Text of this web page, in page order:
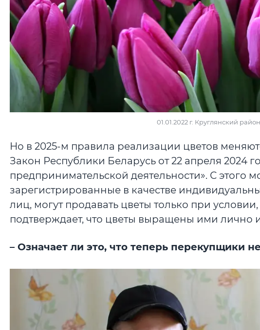
01.01.2022 г. Круглянский
Но в 2025-м правила реализации цветов
Закон Республики Беларусь от 22 апреля 2024
предпринимательской деятельности». С этого
зарегистрированные в качестве
лиц, могут продавать цветы только при условии,
подтверждает, что цветы выращены ими лично
– Означает ли это, что теперь перекупщики